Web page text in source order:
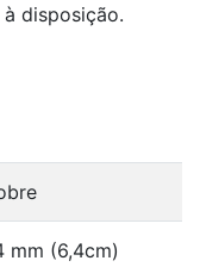
disposição.
mm (6,4cm)